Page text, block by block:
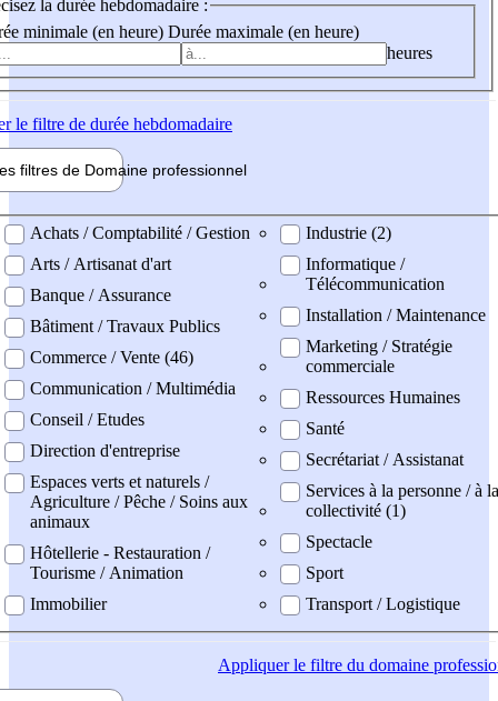
la durée hebdomadaire :
minimale (en heure) Durée maximale (en heure)
heures
le filtre de durée hebdomadaire
filtres de Domaine professionnel
professionel
Achats / Comptabilité / Gestion
Arts / Artisanat d'art
Banque / Assurance
Bâtiment / Travaux Publics
Commerce / Vente (46)
Communication / Multimédia
Conseil / Etudes
Direction d'entreprise
Espaces verts et naturels /
Agriculture / Pêche / Soins aux
animaux
Hôtellerie - Restauration /
Tourisme / Animation
Immobilier
Industrie (2)
Informatique /
Télécommunication
Installation / Maintenance
Marketing / Stratégie
commerciale
Ressources Humaines
Santé
Secrétariat / Assistanat
Services à la personne / à la
collectivité (1)
Spectacle
Sport
Transport / Logistique
Appliquerle filtre du domaine